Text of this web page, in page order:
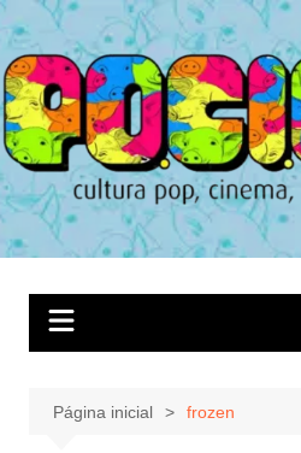
Ir
para
o
conteúdo
Página inicial frozen